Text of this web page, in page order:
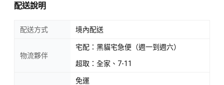
配送說明
配送方式 境內配送
物流夥伴
宅配：黑貓宅急便（週一到週六）
超取：全家、7-11
免運